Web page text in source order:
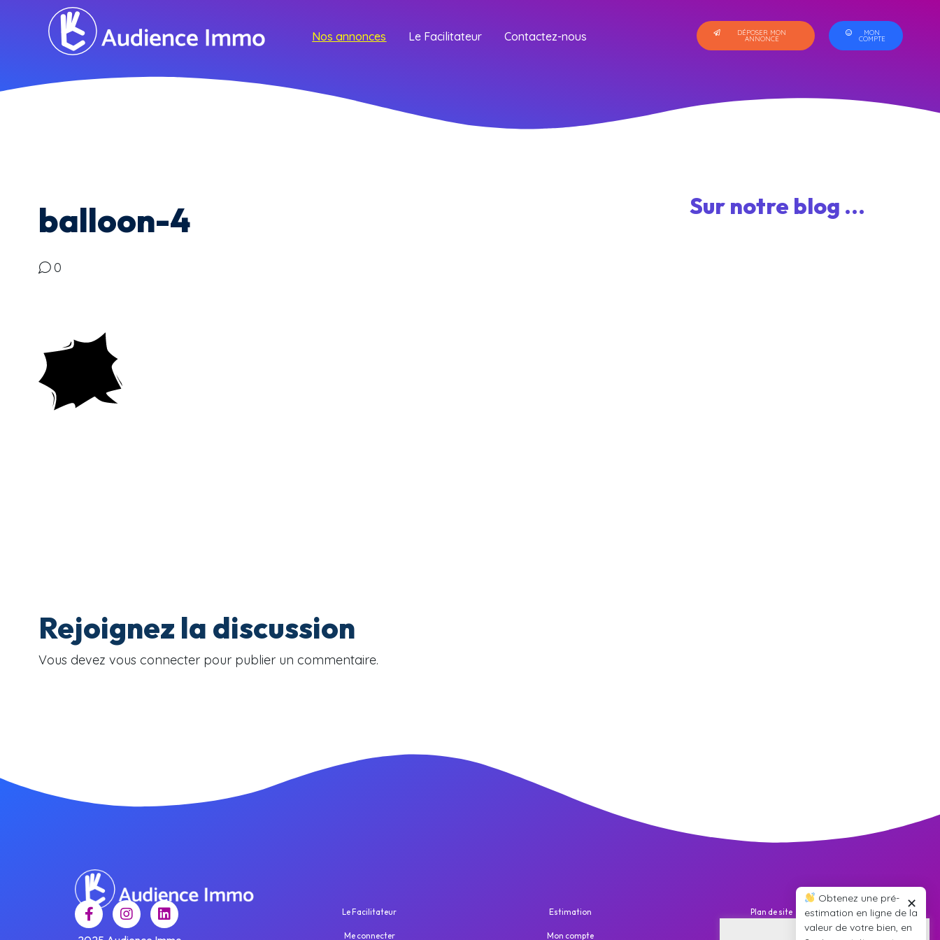
Nos annonces Le Facilitateur Contactez-nous
DÉPOSER MON
ANNONCE
MON
COMPTE
balloon-4
0
Rejoignez la discussion
Vous devez vous connecter pour publier un commentaire.
Sur notre blog ...
Le Facilitateur
Me connecter
Estimation
Mon compte
Plan de site
Obtenez une pré-
estimation en ligne de la
valeur de votre bien, en
✕